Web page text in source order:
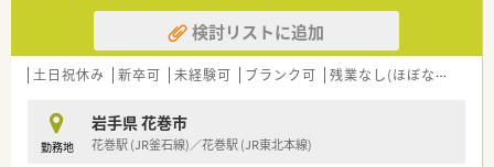
いますが、当病院を支えている従業員が働きやすいように環境作
りをしてきた結果、認定を得ることが出来ました。
男性女性問わず、長くご活躍いただける職場になっています。
検討リストに追加
土日祝休み 新卒可 未経験可 ブランク可 残業なし(ほぼなし含む)
勤務地
岩手県 花巻市
花巻駅 (JR釜石線)／花巻駅 (JR東北本線)